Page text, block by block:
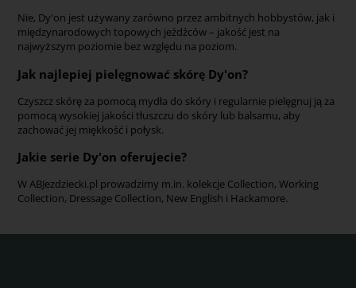
Nie, Dy'on jest używany zarówno przez ambitnych hobbystów, jak i
międzynarodowych topowych jeźdźców – jakość jest na
najwyższym poziomie bez względu na poziom.
Jak najlepiej pielęgnować skórę Dy'on?
Czyszcz skórę za pomocą mydła do skóry i regularnie pielęgnuj ją za
pomocą wysokiej jakości tłuszczu do skóry lub balsamu, aby
zachować jej miękkość i połysk.
Jakie serie Dy'on oferujecie?
W ABJezdziecki.pl prowadzimy m.in. kolekcje Collection, Working
Collection, Dressage Collection, New English i Hackamore.